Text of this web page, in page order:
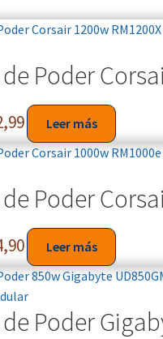
Poder
Leer más
Poder
Leer más
Poder